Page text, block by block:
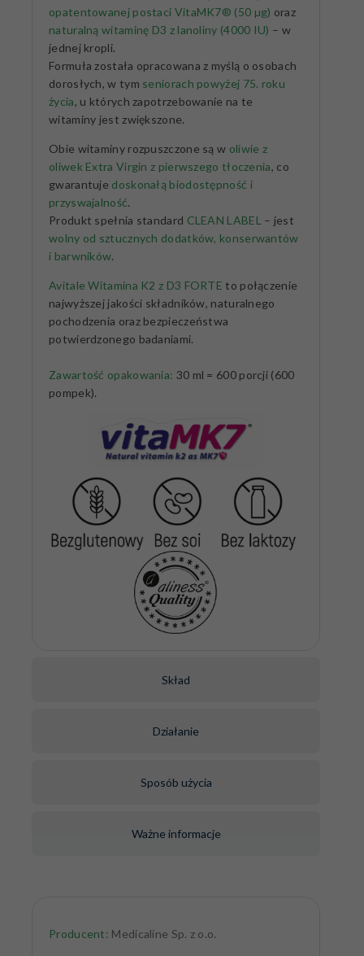
Skład
Działanie
Sposób użycia
Ważne informacje
opatentowanej postaci VitaMK7® (50 µg) oraz
naturalną witaminę D3 z lanoliny (4000 IU) – w
jednej kropli.
Formuła została opracowana z myślą o osobach
dorosłych, w tym seniorach powyżej 75. roku
życia, u których zapotrzebowanie na te
witaminy jest zwiększone.
Obie witaminy rozpuszczone są w oliwie z
oliwek Extra Virgin z pierwszego tłoczenia, co
gwarantuje doskonałą biodostępność i
przyswajalność.
Produkt spełnia standard CLEAN LABEL – jest
wolny od sztucznych dodatków, konserwantów
i barwników.
Avitale Witamina K2 z D3 FORTE to połączenie
najwyższej jakości składników, naturalnego
pochodzenia oraz bezpieczeństwa
potwierdzonego badaniami.
Zawartość opakowania: 30 ml = 600 porcji (600
pompek).
Producent: Medicaline Sp. z o.o.